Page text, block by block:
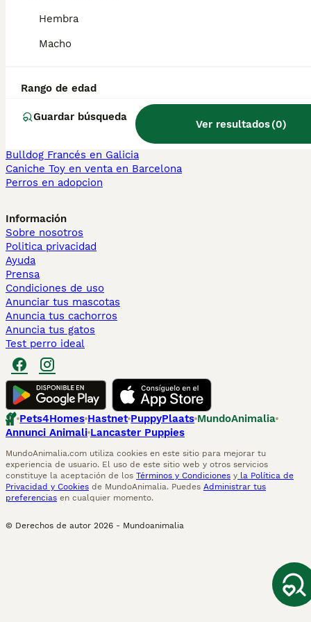
Hembra
Macho
Rango de edad
Guardar búsqueda
Ver resultados(0)
Bengalí en venta
Persa en venta
Otras páginas populares
Bulldog Francés en Madrid
Bichón Maltés en València
Bulldog Francés en Galicia
Caniche Toy en venta en Barcelona
Perros en adopcion
Información
Sobre nosotros
Politica privacidad
Ayuda
Prensa
Condiciones de uso
Anunciar tus mascotas
Anuncia tus cachorros
Anuncia tus gatos
Test perro ideal
Pets4Homes Hastnet PuppyPlaats MundoAnimalia
Annunci Animali Lancaster Puppies
MundoAnimalia.com utiliza cookies en este sitio para mejorar tu
experiencia de usuario. El uso de este sitio web y otros servicios
constituye la aceptación de los Términos y Condiciones y la Política de
Privacidad y Cookies de MundoAnimalia. Puedes Administrar tus
preferencias en cualquier momento.
© Derechos de autor 2026 - Mundoanimalia